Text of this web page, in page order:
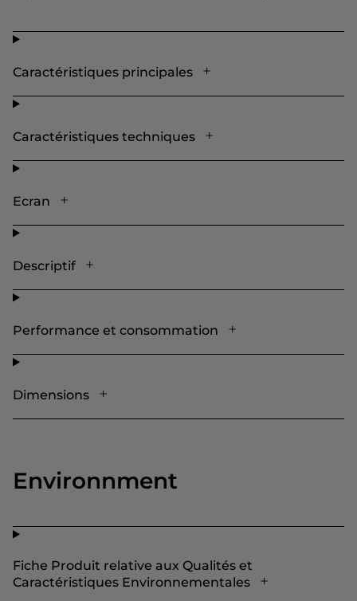
Caractéristiques principales
Caractéristiques techniques
Ecran
Descriptif
Performance et consommation
Dimensions
Environnment
Fiche Produit relative aux Qualités et
Caractéristiques Environnementales